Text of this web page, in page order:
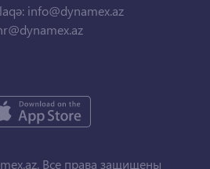
info@dynamex.az
Все права защищены